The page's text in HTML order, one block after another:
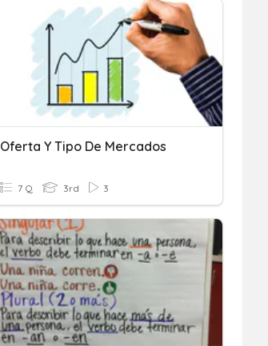
Oferta Y Tipo De Mercados
7 Q 3rd 3